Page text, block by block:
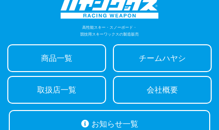
高性能スキー・スノーボード・
競技用スキーワックスの製造販売
商品一覧 チームハヤシ
取扱店一覧 会社概要
お知らせ一覧